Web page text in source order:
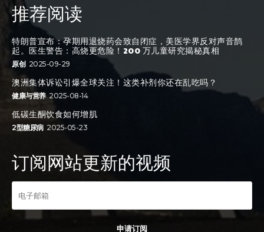
推荐阅读
特朗普宣布：孕期用退烧药会致自闭症，美医学界反对声音鹊
起。医生警告：高烧更危险！200 万儿童研究揭秘真相
原创 2025-09-29
澳洲集体诉讼引爆全球关注！这类补剂你还在乱吃吗？
健康与营养 2025-08-14
低碳生酮饮食如何增肌
2型糖尿病 2025-05-23
订阅网站更新的视频
申请订阅